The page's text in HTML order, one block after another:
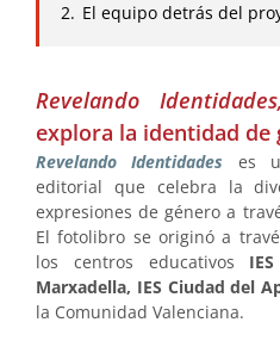
2. El equipo detrás del
Revelando
explora la identidad de
Revelando Identidades es
editorial que celebra la
expresiones de género a
El fotolibro se originó a
los centros educativos
Marxadella, IES Ciudad del
la Comunidad Valenciana.